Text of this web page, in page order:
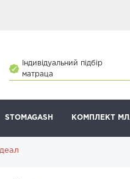
Індивідуальний підбір
матраца
STOMAGASH КОМПЛЕКТ